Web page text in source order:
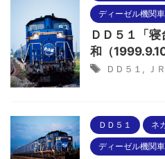
ディーゼル機関
ＤＤ５１「
和（1999.9.10
ＤＤ５１ Ｊ
ＤＤ５１ ネ
ディーゼル機関